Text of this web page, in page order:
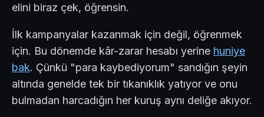
elini biraz çek, öğrensin.
İlk kampanyalar kazanmak için değil, öğrenmek
için. Bu dönemde kâr-zarar hesabı yerine huniye
bak. Çünkü "para kaybediyorum" sandığın şeyin
altında genelde tek bir tıkanıklık yatıyor ve onu
bulmadan harcadığın her kuruş aynı deliğe akıyor.